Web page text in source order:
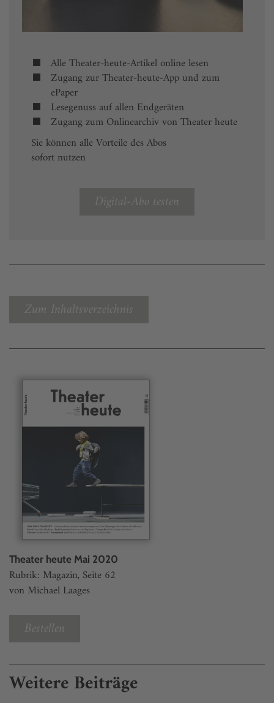
Alle Theater-heute-Artikel online lesen
Zugang zur Theater-heute-App und zum
ePaper
Lesegenuss auf allen Endgeräten
Zugang zum Onlinearchiv von Theater heute
Sie können alle Vorteile des Abos
sofort nutzen
Digital-Abo testen
Zum Inhaltsverzeichnis
Theater heute Mai 2020
Rubrik: Magazin, Seite 62
von Michael Laages
Bestellen
Weitere Beiträge